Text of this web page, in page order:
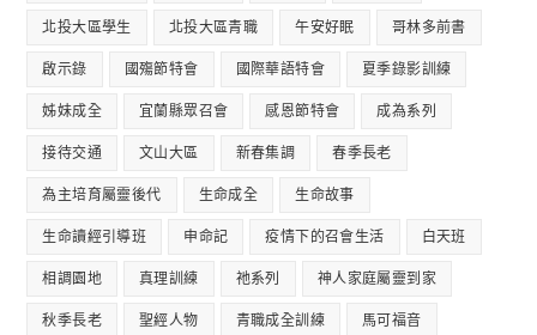
北投大區學生 北投大區青職 午安好眠 哥林多前書
啟示錄 國殤節特會 國際華語特會 夏季錄影訓練
姊妹成全 宜蘭縣眾召會 感恩節特會 成為系列
接待交通 文山大區 新春集調 春季長老
為主培育屬靈後代 生命成全 生命故事
生命讀經引導班 申命記 疫情下的召會生活 白天班
相調園地 真理訓練 祂系列 神人家庭屬靈到家
秋季長老 聖經人物 青職成全訓練 馬可福音